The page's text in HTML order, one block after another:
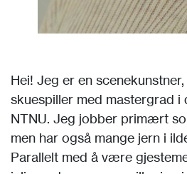
Hei! Jeg er en
skuespiller med mastergrad i
NTNU. Jeg jobber primært
men har også mange jern i
Parallelt med å være